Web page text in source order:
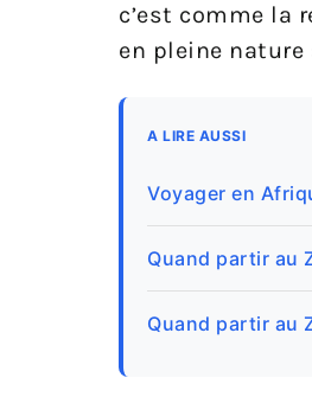
c’est comme la
en pleine nature
A LIRE AUSSI
Voyager en
Quand partir au
Quand partir au